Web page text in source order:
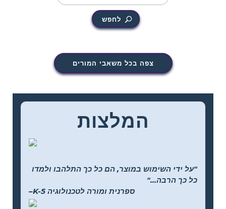
לחפש
צפה בכל משאבי המורים
המלצות
"על ידי השימוש במוצר, הם כל כך התלהבו ולמדו
כל כך הרבה..."
–K-5 ספרנית ומורה לטכנולוגיה